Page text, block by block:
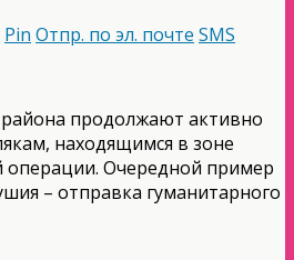
Pin Отпр. по эл. почте SMS
продолжают активно
находящимся в зоне
операции. Очередной пример
– отправка гуманитарного